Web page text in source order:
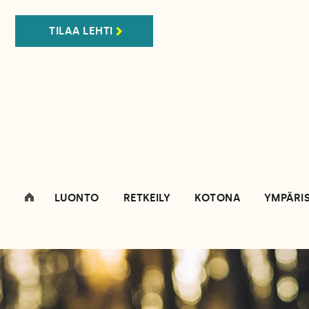
TILAA LEHTI
LUONTO RETKEILY KOTONA